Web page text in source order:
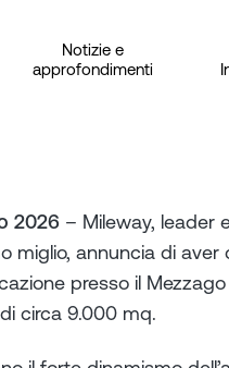
Notizie e
approfondimenti
2026 – Mileway, leader
miglio, annuncia di
presso il
circa 9.000 mq.